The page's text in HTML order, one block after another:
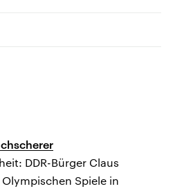
DDR-Bürger Claus
Spiele in